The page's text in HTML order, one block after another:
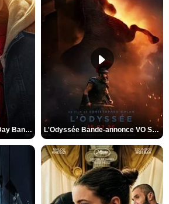
Spider-Man: Brand New Day Bande-annonce VO STFR L'Odyssée Bande-annonce VO STFR